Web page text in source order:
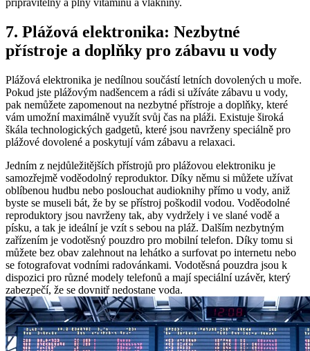
7. Plážová elektronika:‍ Nezbytné
přístroje⁣ a doplňky pro zábavu u vody
Plážová elektronika je nedílnou součástí ⁤letních dovolených u moře.
Pokud jste plážovým nadšencem a rádi si užíváte zábavu u ⁣vody,
‍pak nemůžete zapomenout ​na nezbytné‌ přístroje a doplňky, které
vám ⁤umožní maximálně využít svůj⁤ čas na pláži. Existuje široká
škála technologických ‍gadgetů, ⁤které jsou navrženy speciálně ⁢pro
plážové dovolené a poskytují ⁢vám zábavu a relaxaci.
Jedním⁣ z‌ nejdůležitějších ⁢přístrojů pro⁢ plážovou ​elektroniku⁢ je
‌samozřejmě voděodolný reproduktor. Díky němu si můžete užívat
oblíbenou ⁣hudbu nebo poslouchat audioknihy přímo ⁣u vody, aniž⁤
byste se museli bát, ⁣že ⁣by se ‌přístroj ‍poškodil vodou.‍ Voděodolné ​
reproduktory jsou ⁣navrženy tak, aby vydržely i ve slané vodě a
písku, a tak je ideální‌ je ​vzít s sebou ‌na pláž. ⁢Dalším nezbytným‌
zařízením je vodotěsný pouzdro‌ pro ‌mobilní ‌telefon. ⁣Díky tomu si‍
můžete ⁤bez obav zalehnout na lehátko a surfovat po⁢ internetu nebo
se fotografovat vodními radovánkami. Vodotěsná ⁢pouzdra jsou‍ k
dispozici pro různé modely telefonů a mají speciální uzávěr, který
zabezpečí, že ‌se⁣ dovnitř nedostane voda.